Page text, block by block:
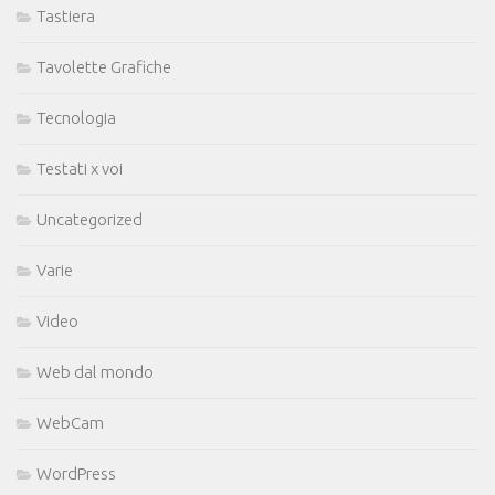
Tastiera
Tavolette Grafiche
Tecnologia
Testati x voi
Uncategorized
Varie
Video
Web dal mondo
WebCam
WordPress